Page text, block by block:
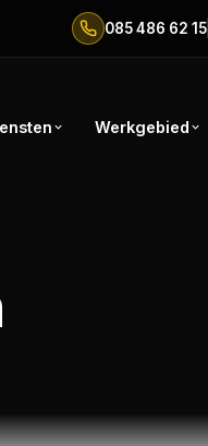
085 486 62 15
Werkgebied